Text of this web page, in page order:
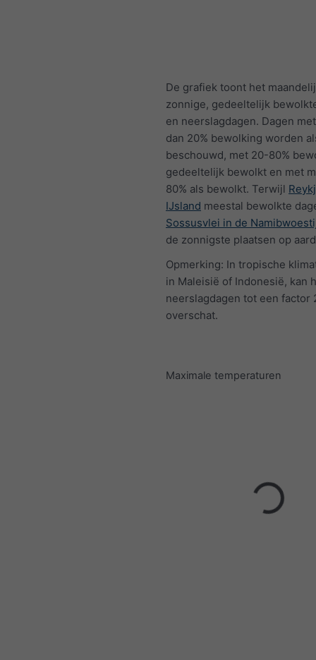
De grafiek toont het
zonnige, gedeeltelijk
en neerslagdagen. Dagen
dan 20% bewolking worden
beschouwd, met 20-80%
gedeeltelijk bewolkt en met
80% als bewolkt. Terwijl
IJsland meestal bewolkte
Sossusvlei in de
de zonnigste plaatsen op
Opmerking: In tropische
in Maleisië of Indonesië, kan
neerslagdagen tot een factor
overschat.
Maximale temperaturen